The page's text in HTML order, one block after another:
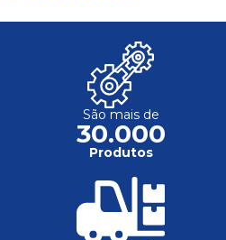
São mais de
30.000
Produtos